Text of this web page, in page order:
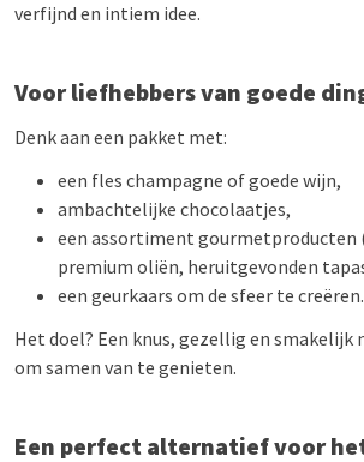
verfijnd en intiem idee.
Voor liefhebbers van goede
Denk aan een pakket met:
een fles champagne of goede wijn,
ambachtelijke chocolaatjes,
een assortiment gourmetproducten
premium oliën, heruitgevonden
een geurkaars om de sfeer te creëren.
Het doel? Een knus, gezellig en smakelijk
om samen van te genieten.
Een perfect alternatief voor